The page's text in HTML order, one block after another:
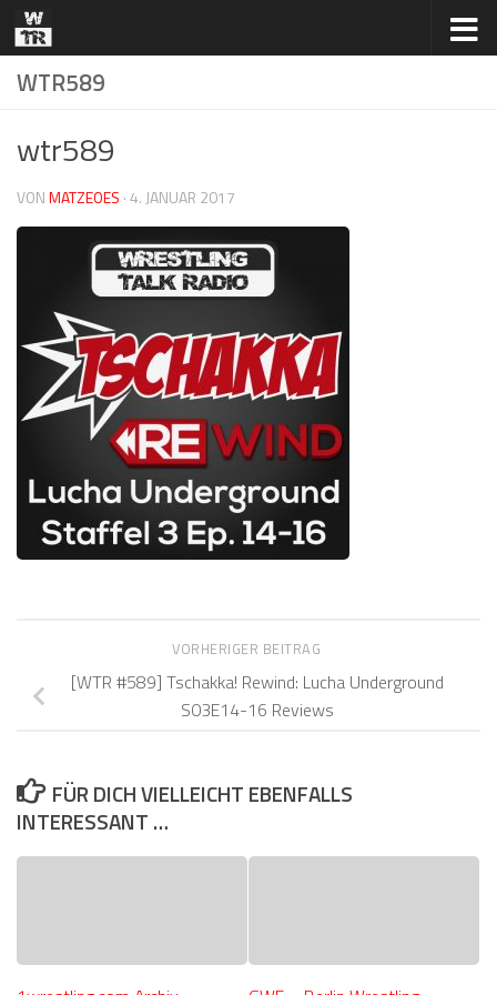
Zum Inhalt springen
WTR589
wtr589
VONMATZEOES ·4. JANUAR 2017
VORHERIGER BEITRAG
[WTR #589] Tschakka! Rewind: Lucha Underground
S03E14-16 Reviews
FÜR DICH VIELLEICHT EBENFALLS
INTERESSANT …